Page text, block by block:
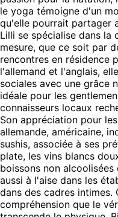
le yoga témoigne d'un
qu'elle pourrait partager
Lilli se spécialise dans la
mesure, que ce soit par
rencontres en résidence
l'allemand et l'anglais,
sociales avec une grâce
idéale pour les
connaisseurs locaux
Son appréciation pour
allemande, américaine,
sushis, associée à ses
plate, les vins blancs
boissons non
aussi à l'aise dans les
dans des cadres intimes.
compréhension que le